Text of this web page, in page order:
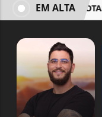
EMISSÃO DE NOTAS
EM ALTA